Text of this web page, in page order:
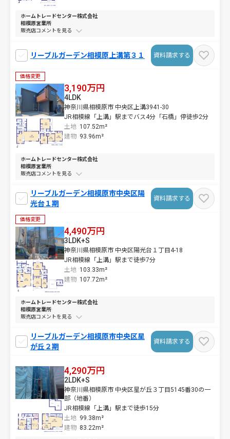
ホームトレードセンター株式会社
相模原営業所
販売店コメントを
リーブルガーデン相模原上溝第３１ 資料請求する
価格変更
3,190万円
神奈川県相模原市 中央区上溝3941-30
JR相模線「上溝」駅までバス4分「石橋」停徒歩2分
土地 107.52m²
4LDK
建物 93.96m²
ホームトレードセンター株式会社
相模原営業所
販売店コメントを
リーブルガーデン相模原市中央区陽
光台１期
資料請求する
価格変更
4,490万円
神奈川県相模原市 中央区陽光台１丁目4-18
JR相模線「上溝」駅まで徒歩7分
土地 103.33m²
3LDK+S
建物 107.72m²
ホームトレードセンター株式会社
相模原営業所
販売店コメントを
リーブルガーデン相模原市中央区星
が丘２期
資料請求する
4,290万円
神奈川県相模原市 中央区星が丘３丁目5145番30の一
部（地番）
JR相模線「上溝」駅まで徒歩15分
土地 99.38m²
2LDK+S
建物 83.22m²